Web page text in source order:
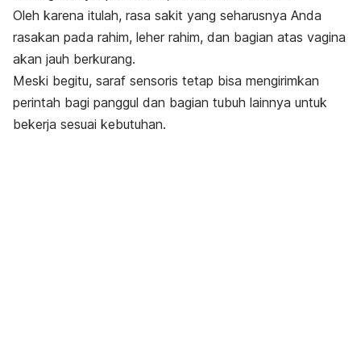
Oleh karena itulah, rasa sakit yang seharusnya Anda
rasakan pada rahim, leher rahim, dan bagian atas vagina
akan jauh berkurang.
Meski begitu, saraf sensoris tetap bisa mengirimkan
perintah bagi panggul dan bagian tubuh lainnya untuk
bekerja sesuai kebutuhan.